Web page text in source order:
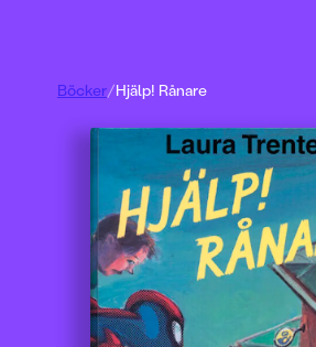
Böcker/Hjälp! Rånare